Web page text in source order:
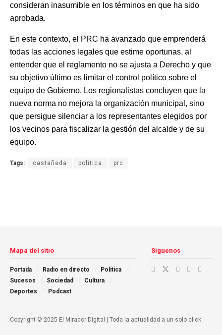
consideran inasumible en los términos en que ha sido
aprobada.
En este contexto, el PRC ha avanzado que emprenderá
todas las acciones legales que estime oportunas, al
entender que el reglamento no se ajusta a Derecho y que
su objetivo último es limitar el control político sobre el
equipo de Gobierno. Los regionalistas concluyen que la
nueva norma no mejora la organización municipal, sino
que persigue silenciar a los representantes elegidos por
los vecinos para fiscalizar la gestión del alcalde y de su
equipo.
Tags: castañeda politica prc
Copyright © 2025 El Mirador Digital | Toda la actualidad a un solo click
Mapa del sitio
Portada Radio en directo
Política
Sucesos
Sociedad
Cultura
Deportes
Podcast
Síguenos